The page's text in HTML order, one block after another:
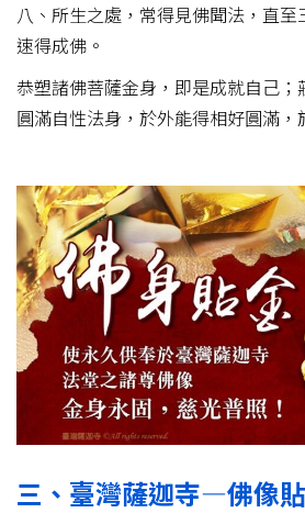
八、所生之處，常得見佛聞法，直至
速得成佛。
恭塑諸佛菩薩金身，即是成就自己
圓滿自性法身，於外能得相好圓滿，
三、臺灣薩迦寺—佛像